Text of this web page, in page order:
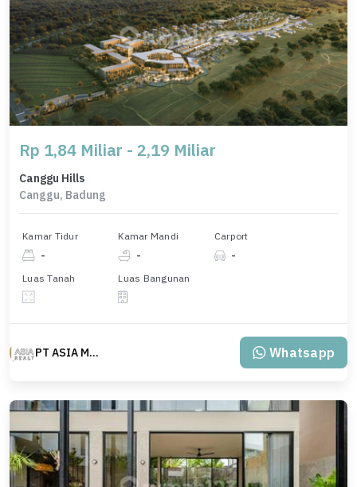
Rp 1,84 Miliar - 2,19 Miliar
Canggu Hills
Canggu, Badung
Kamar Tidur
-
Kamar Mandi
-
Carport
-
Luas Tanah Luas Bangunan
PT ASIA MAS REALTY Whatsapp